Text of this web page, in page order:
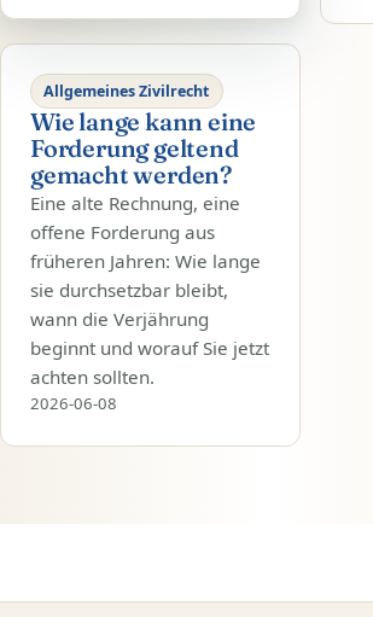
Allgemeines Zivilrecht
Wie lange kann eine
Forderung geltend
gemacht werden?
Eine alte Rechnung, eine
offene Forderung aus
früheren Jahren: Wie lange
sie durchsetzbar bleibt,
wann die Verjährung
beginnt und worauf Sie jetzt
achten sollten.
2026-06-08